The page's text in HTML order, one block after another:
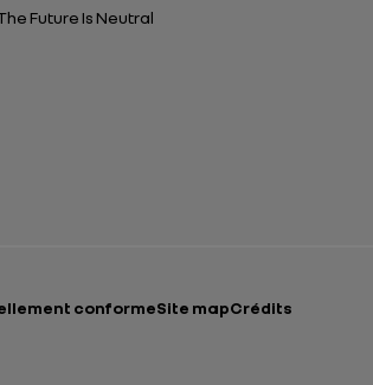
Future Is Neutral
conformeSite mapCrédits